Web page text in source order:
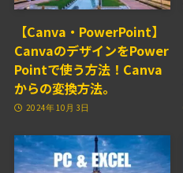
【Canva・PowerPoint】
CanvaのデザインをPower
Pointで使う方法！Canva
からの変換方法。
2024年10月3日